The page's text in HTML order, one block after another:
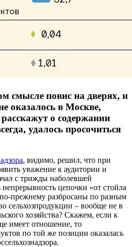
смысле повис на дверях, и
оказалось в Москве,
о содержании
удалось просочиться
, видимо, решил, что при
уважение к аудитории и
с трижды наболевшей
цепочки «от стойла
по-прежнему разбросаны по разным
сельхозпродукции – вообще не в
хозяйства? Скажем, если к
имеет отношение, то
по той же позиции оказалась